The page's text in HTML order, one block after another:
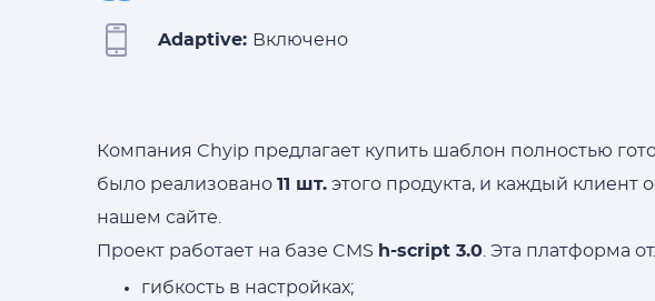
Adaptive: Включено
Компания Chyip предлагает купить шаблон полностью
было реализовано 11 шт. этого продукта, и каждый клиент
нашем сайте.
Проект работает на базе CMS h-script 3.0 . Эта платформа
гибкость в настройках;